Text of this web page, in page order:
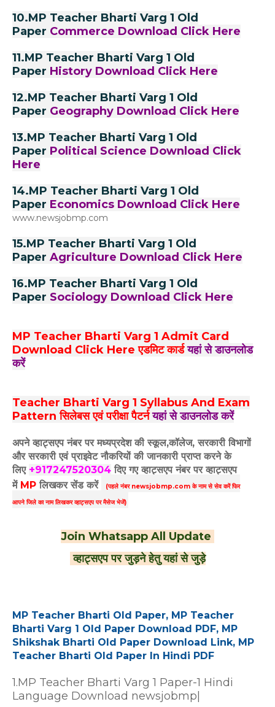
10.MP Teacher Bharti Varg 1 Old
Paper Commerce Download Click Here
11.MP Teacher Bharti Varg 1 Old
Paper History Download Click Here
12.MP Teacher Bharti Varg 1 Old
Paper Geography Download Click Here
13.MP Teacher Bharti Varg 1 Old
Paper Political Science Download Click
Here
14.MP Teacher Bharti Varg 1 Old
Paper Economics Download Click Here
www.newsjobmp.com
15.MP Teacher Bharti Varg 1 Old
Paper Agriculture Download Click Here
16.MP Teacher Bharti Varg 1 Old
Paper Sociology Download Click Here
MP Teacher Bharti Varg 1 Admit Card
Download Click Here एडमिट कार्डयहां से डाउनलोड
करें
Teacher Bharti Varg 1 Syllabus And Exam
Pattern सिलेबस एवं परीक्षा पैटर्नयहां से डाउनलोड करें
अपने व्हाट्सएप नंबर पर मध्यप्रदेश की स्कूल,कॉलेज, सरकारी विभागों
और सरकारी एवं प्राइवेट नौकरियों की जानकारी प्राप्त करने के
लिए +917247520304 दिए गएव्हाट्सएपनंबर पर व्हाट्सएप
में MP लिखकर सेंड करें
(पहले नंबर newsjobmp.com के नाम से सेव करें फिर
आपनेजिले का नाम लिखकर व्हाट्सएप पर मैसेज भेजें)
Join Whatsapp All Update
व्हाट्सएप पर जुड़ने हेतु यहां से जुड़े
MP Teacher Bharti Old Paper, MP Teacher
Bharti Varg 1 Old Paper Download PDF, MP
Shikshak Bharti Old Paper Download Link, MP
Teacher Bharti Old Paper In Hindi PDF
1.MP Teacher Bharti Varg 1 Paper-1 Hindi
Language Download newsjobmp|